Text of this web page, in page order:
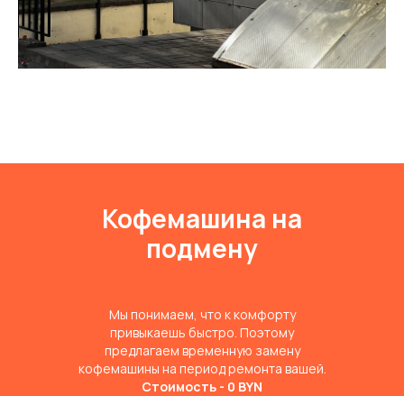
Мы понимаем, что к комфорту
привыкаешь быстро. Поэтому
предлагаем временную замену
кофемашины на период ремонта вашей.
Стоимость - 0 BYN
Кофемашина на
подмену